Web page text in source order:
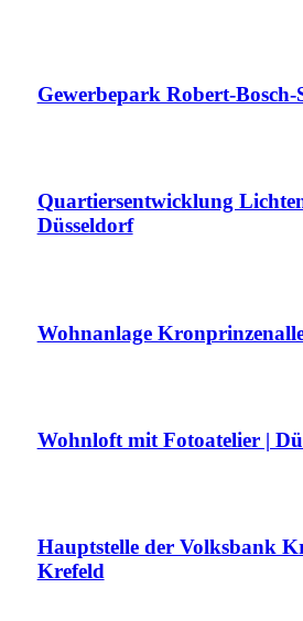
Gewerbepark Robert-Bosch-
Quartiersentwicklung
Düsseldorf
Wohnanlage
Wohnloft mit Fotoatelier |
Hauptstelle der Volksbank
Krefeld